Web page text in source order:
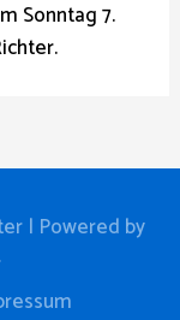
Sonntag 7.
| Powered by